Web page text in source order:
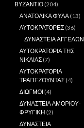
ΒΥΖΑΝΤΙΟ (204)
ΑΝΑΤΟΛΙΚΑ ΦΥΛΑ (13)
ΑΥΤΟΚΡΑΤΟΡΕΣ (36)
ΔΥΝΑΣΤΕΙΑ ΑΓΓΕΛΩΝ
ΑΥΤΟΚΡΑΤΟΡΙΑ ΤΗΣ
ΝΙΚΑΙΑΣ (7)
ΑΥΤΟΚΡΑΤΟΡΙΑ
ΤΡΑΠΕΖΟΥΝΤΑΣ (4)
ΔΙΩΓΜΟΙ (4)
ΔΥΝΑΣΤΕΙΑ ΑΜΟΡΙΟΥ-
ΦΡΥΓΙΚΗ (2)
ΔΥΝΑΣΤΕΙΑ